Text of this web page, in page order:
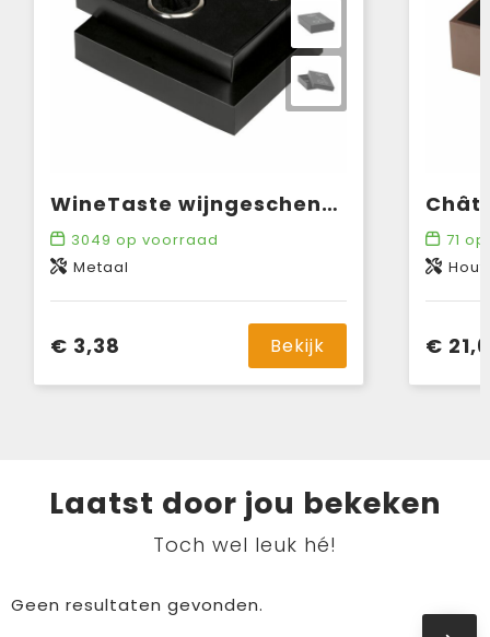
WineTaste wijngeschenkset
3049 op voorraad
Metaal
€ 3,38 Bekijk
71 op
€
Laatst door jou bekeken
Toch wel leuk hé!
Geen resultaten gevonden.